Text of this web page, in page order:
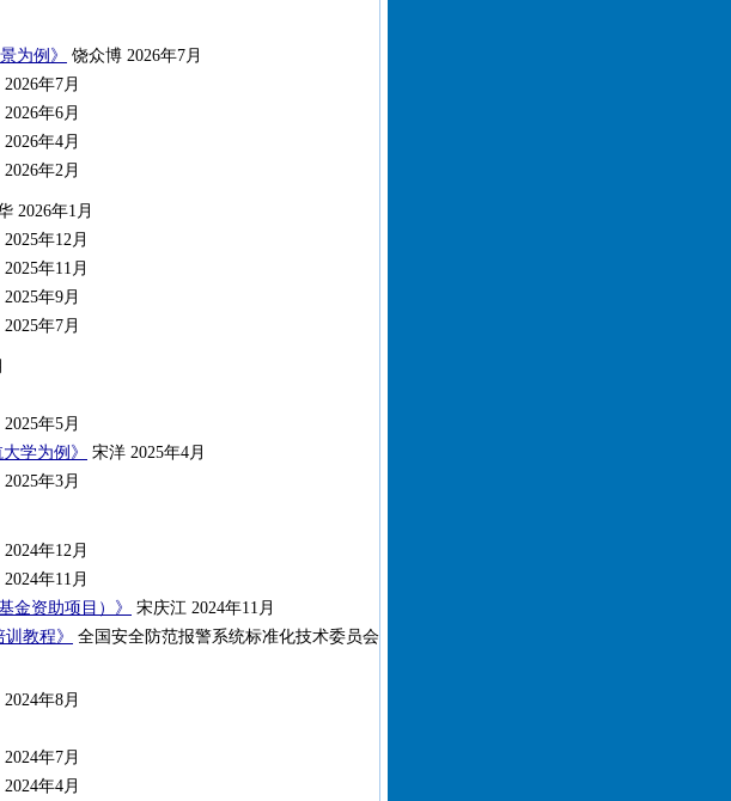
为例》
饶众博 2026年7月
年7月
年6月
年4月
年2月
2026年1月
年12月
年11月
年9月
年7月
年5月
学为例》
宋洋 2025年4月
年3月
年12月
年11月
金资助项目）》
宋庆江 2024年11月
教程》
全国安全防范报警系统标准化技术委员会
年8月
年7月
年4月